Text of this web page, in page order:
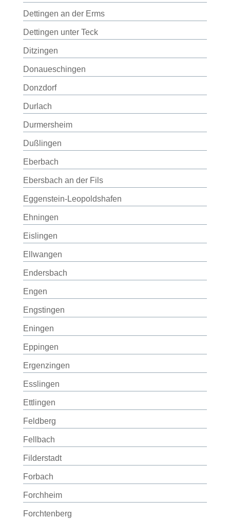
Dettingen an der Erms
Dettingen unter Teck
Ditzingen
Donaueschingen
Donzdorf
Durlach
Durmersheim
Dußlingen
Eberbach
Ebersbach an der Fils
Eggenstein-Leopoldshafen
Ehningen
Eislingen
Ellwangen
Endersbach
Engen
Engstingen
Eningen
Eppingen
Ergenzingen
Esslingen
Ettlingen
Feldberg
Fellbach
Filderstadt
Forbach
Forchheim
Forchtenberg